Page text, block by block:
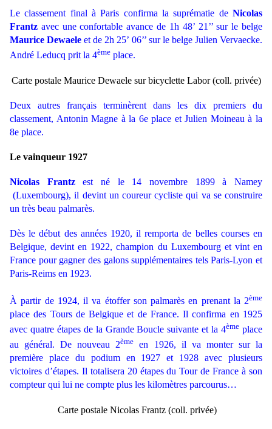
Le classement final à Paris confirma la suprématie de Nicolas
Frantz avec une confortable avance de 1h 48’ 21’’ sur le belge
Maurice Dewaele et de 2h 25’ 06’’ sur le belge Julien Vervaecke.
André Leducq prit la 4ème place.
Carte postale Maurice Dewaele sur bicyclette Labor(coll. privée)
Deux autres français terminèrent dans les dix premiers du
classement, Antonin Magne à la 6e place et Julien Moineau à la
8e place.
Le vainqueur 1927
Nicolas Frantzest né le 14 novembre 1899 à Namey
(Luxembourg), il devint un coureur cycliste qui va se construire
un très beau palmarès.
Dès le début des années 1920, il remporta de belles courses en
Belgique, devint en 1922, champion du Luxembourg et vint en
France pour gagner des galons supplémentaires tels Paris-Lyon et
Paris-Reims en 1923.
À partir de 1924, il va étoffer son palmarès en prenant la 2ème
place des Tours de Belgique et de France. Il confirma en 1925
avec quatre étapes de la Grande Boucle suivante et la 4ème place
au général. De nouveau 2ème en 1926, il va monter sur la
première place du podium en 1927 et 1928 avec plusieurs
victoires d’étapes. Il totalisera 20 étapes du Tour de France à son
compteur qui lui ne compte plus les kilomètres parcourus…
Carte postale Nicolas Frantz (coll. privée)